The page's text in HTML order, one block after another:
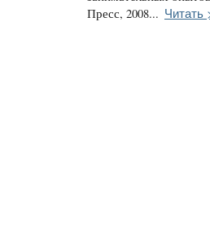
Пресс, 2008... Читать